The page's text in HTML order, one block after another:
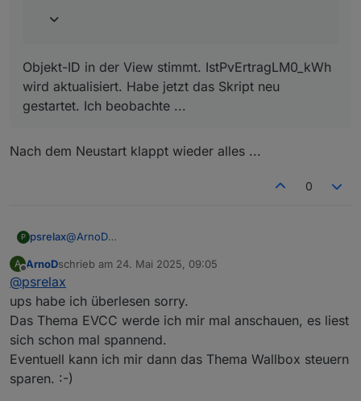
Diagramm noch aktualisiert werden, dann müssen
die Einstellungen auch stimmen.
Hast du das Skript einmal neu gestartet?
0_userdata.0.Charge_Control.Allgemein.Is
tPvErtragLM0_kWh
Objekt-ID in der View stimmt. IstPvErtragLM0_kWh
wird aktualisiert. Habe jetzt das Skript neu
gestartet. Ich beobachte ...
Nach dem Neustart klappt wieder alles ...
0
P psrelax@ArnoD
17. Mai 2025, 23:32 gesehen hast :-)
A
Offline
ArnoDschrieb am 24. Mai 2025, 09:05
zuletzt editiert von
@psrelax
ups habe ich überlesen sorry.
Das Thema EVCC werde ich mir mal anschauen, es liest
sich schon mal spannend.
Eventuell kann ich mir dann das Thema Wallbox steuern
sparen. :-)